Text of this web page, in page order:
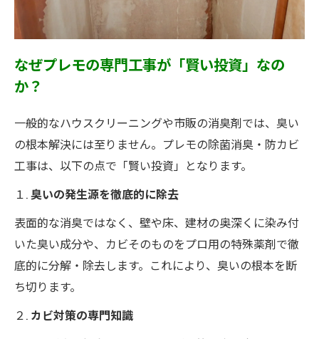
なぜプレモの専門工事が「賢い投資」なの
か？
一般的なハウスクリーニングや市販の消臭剤では、臭い
の根本解決には至りません。プレモの除菌消臭・防カビ
工事は、以下の点で「賢い投資」となります。
１.臭いの発生源を徹底的に除去
表面的な消臭ではなく、壁や床、建材の奥深くに染み付
いた臭い成分や、カビそのものをプロ用の特殊薬剤で徹
底的に分解・除去します。これにより、臭いの根本を断
ち切ります。
２. カビ対策の専門知識